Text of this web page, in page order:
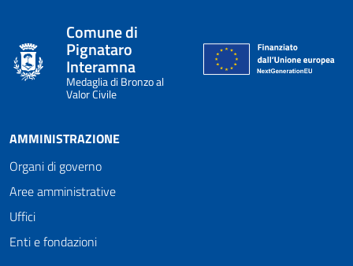
Comune di
Pignataro
Interamna
Medaglia di Bronzo al
Valor Civile
AMMINISTRAZIONE
Organi di governo
Aree amministrative
Uffici
Enti e fondazioni